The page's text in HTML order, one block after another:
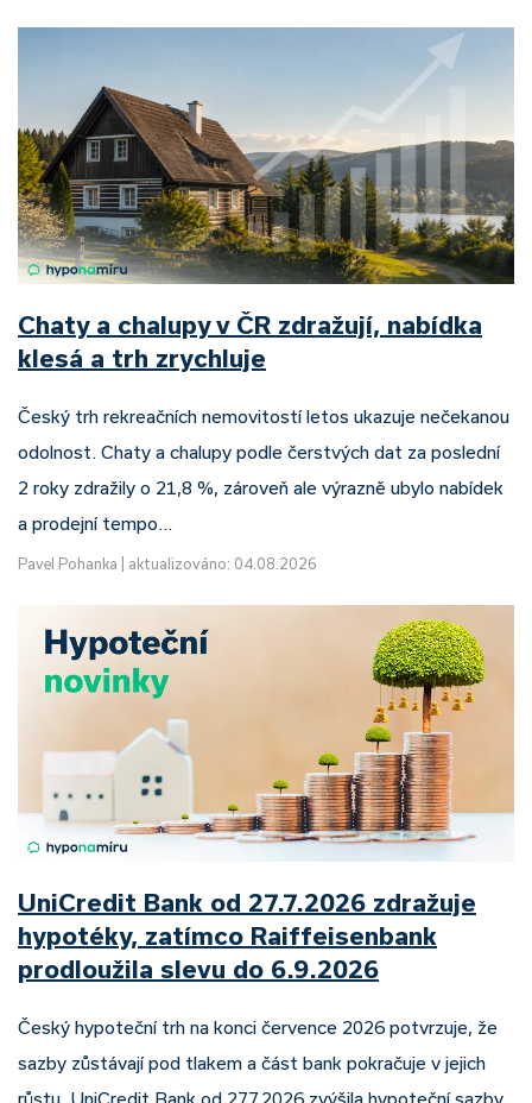
Chaty a chalupy v ČR zdražují, nabídka
klesá a trh zrychluje
Český trh rekreačních nemovitostí letos ukazuje nečekanou
odolnost. Chaty a chalupy podle čerstvých dat za poslední
2 roky zdražily o 21,8 %, zároveň ale výrazně ubylo nabídek
a prodejní tempo…
Pavel Pohanka aktualizováno: 04.08.2026
UniCredit Bank od 27.7.2026 zdražuje
hypotéky, zatímco Raiffeisenbank
prodloužila slevu do 6.9.2026
Český hypoteční trh na konci července 2026 potvrzuje, že
sazby zůstávají pod tlakem a část bank pokračuje v jejich
růstu. UniCredit Bank od 27.7.2026 zvýšila hypoteční sazby